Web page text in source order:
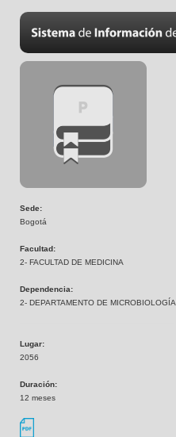
Sede:
Bogotá
Facultad:
2- FACULTAD DE MEDICINA
Dependencia:
2- DEPARTAMENTO DE MICROBIOLOGÍA
Lugar:
2056
Duración:
12 meses